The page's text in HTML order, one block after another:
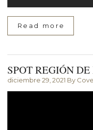
Read more
SPOT REGIÓN
diciembre 29, 2021 By